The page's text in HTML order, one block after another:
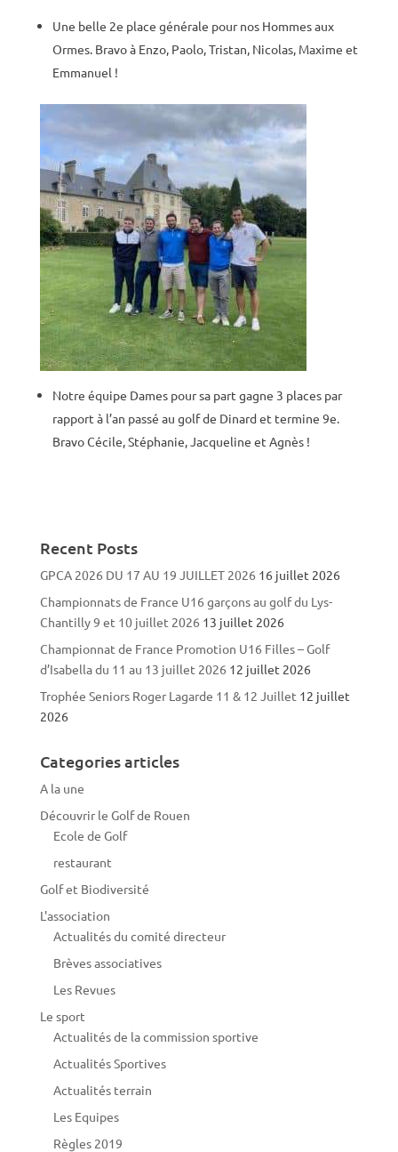
Une belle 2e place générale pour nos Hommes aux
Ormes. Bravo à Enzo, Paolo, Tristan, Nicolas, Maxime et
Emmanuel !
Notre équipe Dames pour sa part gagne 3 places par
rapport à l’an passé au golf de Dinard et termine 9e.
Bravo Cécile, Stéphanie, Jacqueline et Agnès !
Recent Posts
GPCA 2026 DU 17 AU 19 JUILLET 2026 16 juillet 2026
Championnats de France U16 garçons au golf du Lys-
Chantilly 9 et 10 juillet 2026 13 juillet 2026
Championnat de France Promotion U16 Filles – Golf
d’Isabella du 11 au 13 juillet 2026 12 juillet 2026
Trophée Seniors Roger Lagarde 11 & 12 Juillet 12 juillet
2026
Categories articles
A la une
Découvrir le Golf de Rouen
Ecole de Golf
restaurant
Golf et Biodiversité
L'association
Actualités du comité directeur
Brèves associatives
Les Revues
Le sport
Actualités de la commission sportive
Actualités Sportives
Actualités terrain
Les Equipes
Règles 2019